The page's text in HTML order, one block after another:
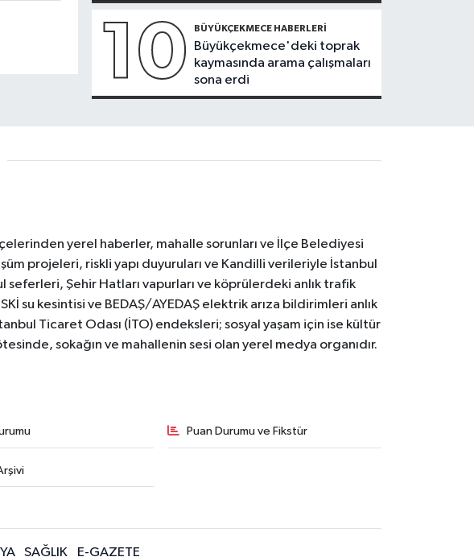
10 BÜYÜKÇEKMECE HABERLERI
Büyükçekmece'deki toprak
kaymasında arama çalışmaları
sona erdi
yerel haberler, mahalle sorunları ve İlçe Belediyesi
projeleri, riskli yapı duyuruları ve Kandilli verileriyle İstanbul
Şehir Hatları vapurları ve köprülerdeki anlık trafik
su kesintisi ve BEDAŞ/AYEDAŞ elektrik arıza bildirimleri anlık
Ticaret Odası (İTO) endeksleri; sosyal yaşam için ise kültür
sokağın ve mahallenin sesi olan yerel medya organıdır.
Puan Durumu ve Fikstür
SAĞLIK E-GAZETE